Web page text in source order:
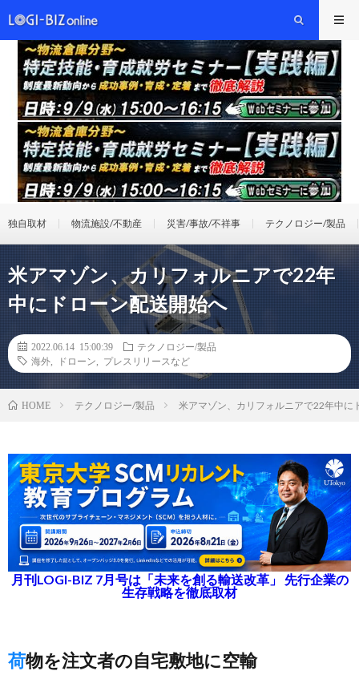
独自取材 物流施設/不動産 災害/事故/不祥事 テクノロジー/製品
米アマゾン、カリフォルニアで22年
中にドローン配送開始へ
2022.06.14 15:00:39
テクノロジー/製品
海外
ドローン プレスリリースなど
HOME テクノロジー/製品 米アマゾン、カリフォルニアで22年中に
月刊LOGI-BIZ 7月号は「未来を創る輸送改革」 先行企業の
生存戦略を徹底取材
荷物を注文者の自宅敷地に空輸